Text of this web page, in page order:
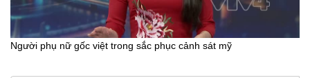
Người phụ nữ gốc việt trong sắc phục cảnh sát mỹ